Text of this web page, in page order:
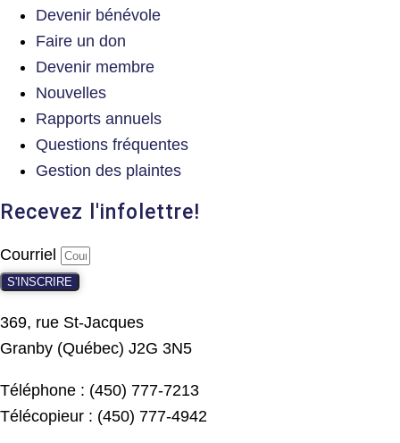
Devenir bénévole
Faire un don
Devenir membre
Nouvelles
Rapports annuels
Questions fréquentes
Gestion des plaintes
Recevez l'infolettre!
Courriel
S'INSCRIRE
369, rue St-Jacques
Granby (Québec) J2G 3N5
Téléphone : (450) 777-7213
Télécopieur : (450) 777-4942